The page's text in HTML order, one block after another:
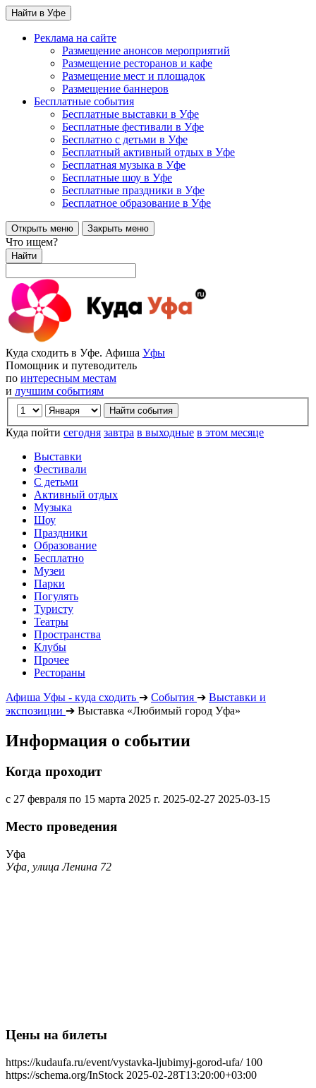
Найти в Уфе
Реклама на сайте
Размещение анонсов мероприятий
Размещение ресторанов и кафе
Размещение мест и площадок
Размещение баннеров
Бесплатные события
Бесплатные выставки в Уфе
Бесплатные фестивали в Уфе
Бесплатно с детьми в Уфе
Бесплатный активный отдых в Уфе
Бесплатная музыка в Уфе
Бесплатные шоу в Уфе
Бесплатные праздники в Уфе
Бесплатное образование в Уфе
Открыть меню Закрыть меню
Что ищем?
Найти
Куда сходить в Уфе. Афиша Уфы
Помощник и путеводитель
по интересным местам
и лучшим событиям
Куда пойти сегодня завтра в выходные в этом месяце
Выставки
Фестивали
С детьми
Активный отдых
Музыка
Шоу
Праздники
Образование
Бесплатно
Музеи
Парки
Погулять
Туристу
Театры
Пространства
Клубы
Прочее
Рестораны
Афиша Уфы - куда сходить ➔ События ➔ Выставки и
экспозиции ➔ Выставка «Любимый город Уфа»
Информация о событии
Когда проходит
с 27 февраля по 15 марта 2025 г. 2025-02-27 2025-03-15
Место проведения
Уфа
Уфа, улица Ленина 72
Цены на билеты
https://kudaufa.ru/event/vystavka-ljubimyj-gorod-ufa/ 100
https://schema.org/InStock 2025-02-28T13:20:00+03:00